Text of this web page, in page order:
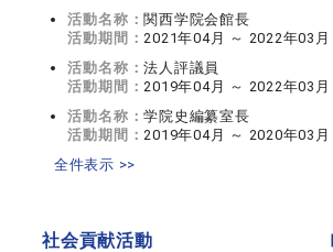
活動名称： 関西学院会館長
活動期間：2021年04月 ～ 2022年03月
活動名称：法人評議員
活動期間：2019年04月 ～ 2022年03月
活動名称：学院史編纂室長
活動期間：2019年04月 ～ 2020年03月
全件表示 >>
社会貢献活動